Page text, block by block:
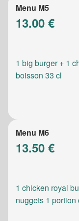
Menu M5
13.00 €
1 big burger + 1
boisson 33 cl
Menu M6
13.50 €
1 chicken royal
nuggets 1